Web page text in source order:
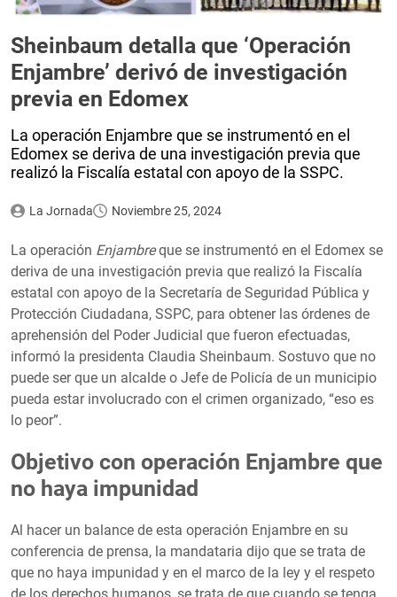
Sheinbaum detalla que ‘Operación
Enjambre’ derivó de investigación
previa en Edomex
La operación Enjambre que se instrumentó en el
Edomex se deriva de una investigación previa que
realizó la Fiscalía estatal con apoyo de la SSPC.
La Jornada Noviembre 25, 2024
La operación Enjambreque se instrumentó en el Edomex se
deriva de una investigación previa que realizó la Fiscalía
estatal con apoyo de la Secretaría de Seguridad Pública y
Protección Ciudadana, SSPC, para obtener las órdenes de
aprehensión del Poder Judicial que fueron efectuadas,
informó la presidenta Claudia Sheinbaum. Sostuvo que no
puede ser que un alcalde o Jefe de Policía de un municipio
pueda estar involucrado con el crimen organizado, “eso es
lo peor”.
Objetivo con operación Enjambre que
no haya impunidad
Al hacer un balance de esta operación Enjambre en su
conferencia de prensa, la mandataria dijo que se trata de
que no haya impunidad y en el marco de la ley y el respeto